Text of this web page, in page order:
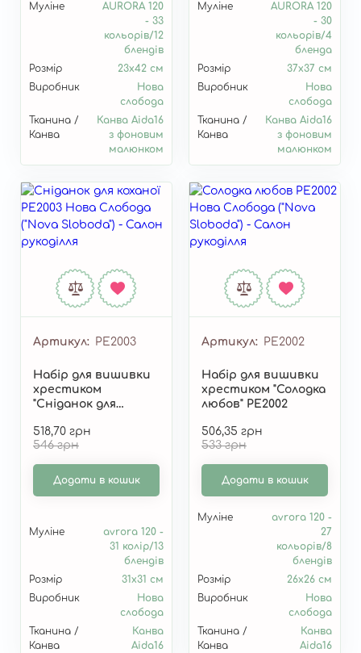
Муліне
AURORA 120
- 33
кольорів/12
блендів
Розмір
23х42 см
Виробник
Нова
слобода
Тканина /
Канва
Канва Aida16
з фоновим
малюнком
Муліне
AURORA 120
- 30
кольорів/4
бленда
Розмір
37х37 см
Виробник
Нова
слобода
Тканина /
Канва
Канва Aida16
з фоновим
малюнком
Артикул РЕ2003
Набір для вишивки
хрестиком
"Сніданок для
518,70 грн
546 грн
Додати в кошик
Муліне
avrora 120 -
31 колір/13
блендів
Розмір
31х31 см
Виробник
Нова
слобода
Тканина /
Канва
Канва
Aida16
Артикул РЕ2002
Набір для вишивки
хрестиком "Солодка
любов" РЕ2002
506,35 грн
533 грн
Додати в кошик
Муліне
avrora 120 -
27
кольорів/8
блендів
Розмір
26х26 см
Виробник
Нова
слобода
Тканина /
Канва
Канва
Aida16